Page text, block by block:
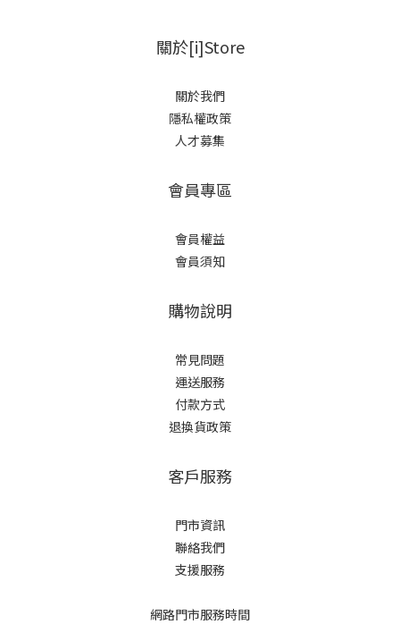
關於[i]Store
關於我們
隱私權政策
人才募集
會員專區
會員權益
會員須知
購物說明
常見問題
運送服務
付款方式
退換貨政策
客戶服務
門市資訊
聯絡我們
支援服務
網路門市服務時間